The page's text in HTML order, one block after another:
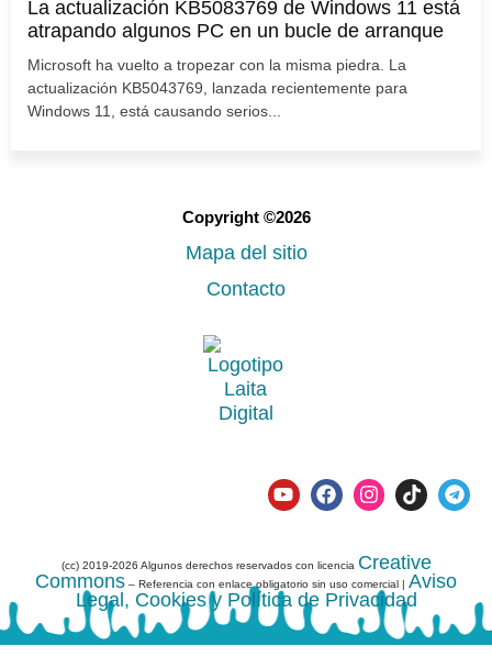
La actualización KB5083769 de Windows 11 está
atrapando algunos PC en un bucle de arranque
Microsoft ha vuelto a tropezar con la misma piedra. La
actualización KB5043769, lanzada recientemente para
Windows 11, está causando serios...
Copyright ©2026
Mapa del sitio
Contacto
(cc) 2019-2026 Algunos derechos reservados con licencia Creative
Commons – Referencia con enlace obligatorio sin uso comercial | Aviso
Legal, Cookies y Política de Privacidad